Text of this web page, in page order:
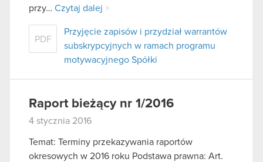
przy… Czytaj dalej
PDF
Przyjęcie zapisów i przydział warrantów
subskrypcyjnych w ramach programu
motywacyjnego Spółki
Raport bieżący nr 1/2016
4 stycznia 2016
Temat: Terminy przekazywania raportów
okresowych w 2016 roku Podstawa prawna: Art.